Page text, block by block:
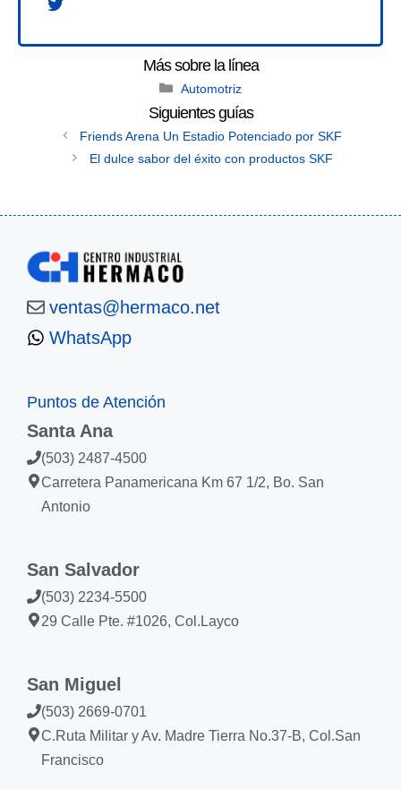
Categories
Automotriz
Friends Arena Un Estadio Potenciado por SKF
El dulce sabor del éxito con productos SKF
ventas@hermaco.net
WhatsApp
Puntos de Atención
Santa Ana
(503) 2487-4500
Carretera Panamericana Km 67 1/2, Bo. San
Antonio
San Salvador
(503) 2234-5500
29 Calle Pte. #1026, Col.Layco
San Miguel
(503) 2669-0701
C.Ruta Militar y Av. Madre Tierra No.37-B, Col.San
Francisco